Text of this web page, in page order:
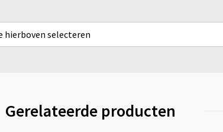
hierboven selecteren
Gerelateerde producten